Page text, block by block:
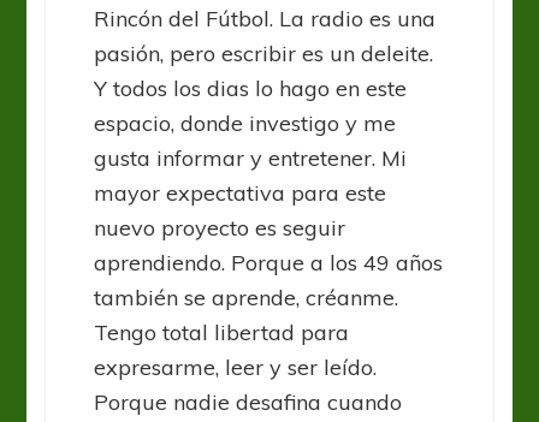
Rincón del Fútbol. La radio es una
pasión, pero escribir es un deleite.
Y todos los dias lo hago en este
espacio, donde investigo y me
gusta informar y entretener. Mi
mayor expectativa para este
nuevo proyecto es seguir
aprendiendo. Porque a los 49 años
también se aprende, créanme.
Tengo total libertad para
expresarme, leer y ser leído.
Porque nadie desafina cuando